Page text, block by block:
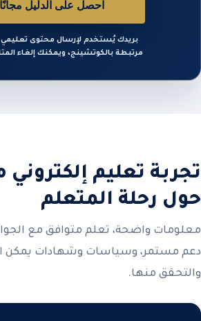
احصل على الدليل مجانًا
بريدك يُستخدم لإرسال محتوى تعليمي
مرتبطة بالكوتشينج، ويمكنك إلغاء
تجربة تعليم
حول رحلة المتعلم
معلومات واضحة، تعلم متوافق مع
دعم مستمر، وسياسات وشهادات يمكن
والتحقق منها.